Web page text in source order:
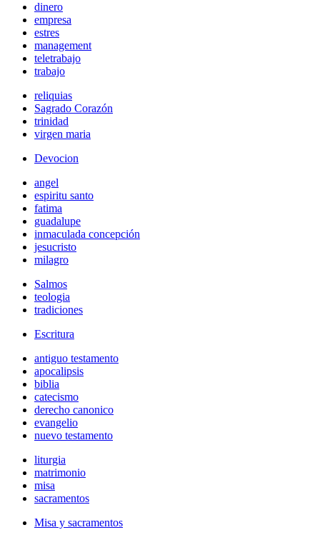
dinero
empresa
estres
management
teletrabajo
trabajo
reliquias
Sagrado Corazón
trinidad
virgen maria
Devocion
angel
espiritu santo
fatima
guadalupe
inmaculada concepción
jesucristo
milagro
Salmos
teologia
tradiciones
Escritura
antiguo testamento
apocalipsis
biblia
catecismo
derecho canonico
evangelio
nuevo testamento
liturgia
matrimonio
misa
sacramentos
Misa y sacramentos